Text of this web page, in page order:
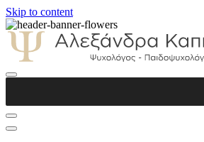
Skip to content
Παιδοψυχολόγος